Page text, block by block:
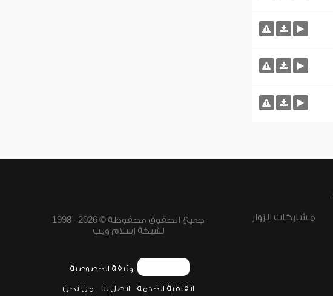
مشاركات الزوار
جميع الحقوق محفوظة © 2026 - 1998
لشبكة إسلام ويب
وثيقة الخصوصية
اتفاقية الخدمة اتصل بنا من نحن